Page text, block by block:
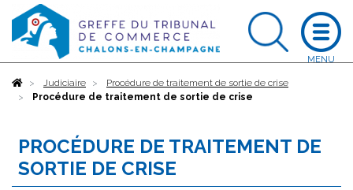
AccueilJudiciaire
Procédure de traitement de sortie de crise
Procédure de traitement de sortie de crise
PROCÉDURE DE TRAITEMENT DE
SORTIE DE CRISE